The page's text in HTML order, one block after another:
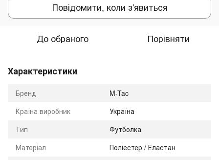
Повідомити, коли з'явиться
До обраного Порівняти
Характеристики
Бренд
M-Tac
Країна виробник
Україна
Тип
Футболка
Матеріал
Поліестер / Еластан